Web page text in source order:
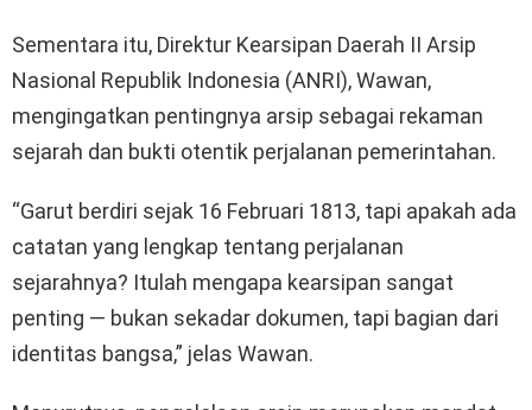
Sementara itu, Direktur Kearsipan Daerah II Arsip
Nasional Republik Indonesia (ANRI), Wawan,
mengingatkan pentingnya arsip sebagai rekaman
sejarah dan bukti otentik perjalanan pemerintahan.
“Garut berdiri sejak 16 Februari 1813, tapi apakah ada
catatan yang lengkap tentang perjalanan
sejarahnya? Itulah mengapa kearsipan sangat
penting — bukan sekadar dokumen, tapi bagian dari
identitas bangsa,” jelas Wawan.